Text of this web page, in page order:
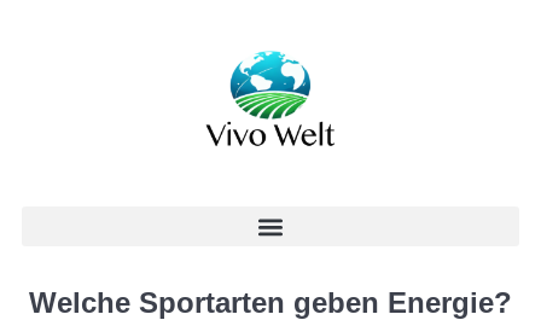
Welche Sportarten geben Energie?